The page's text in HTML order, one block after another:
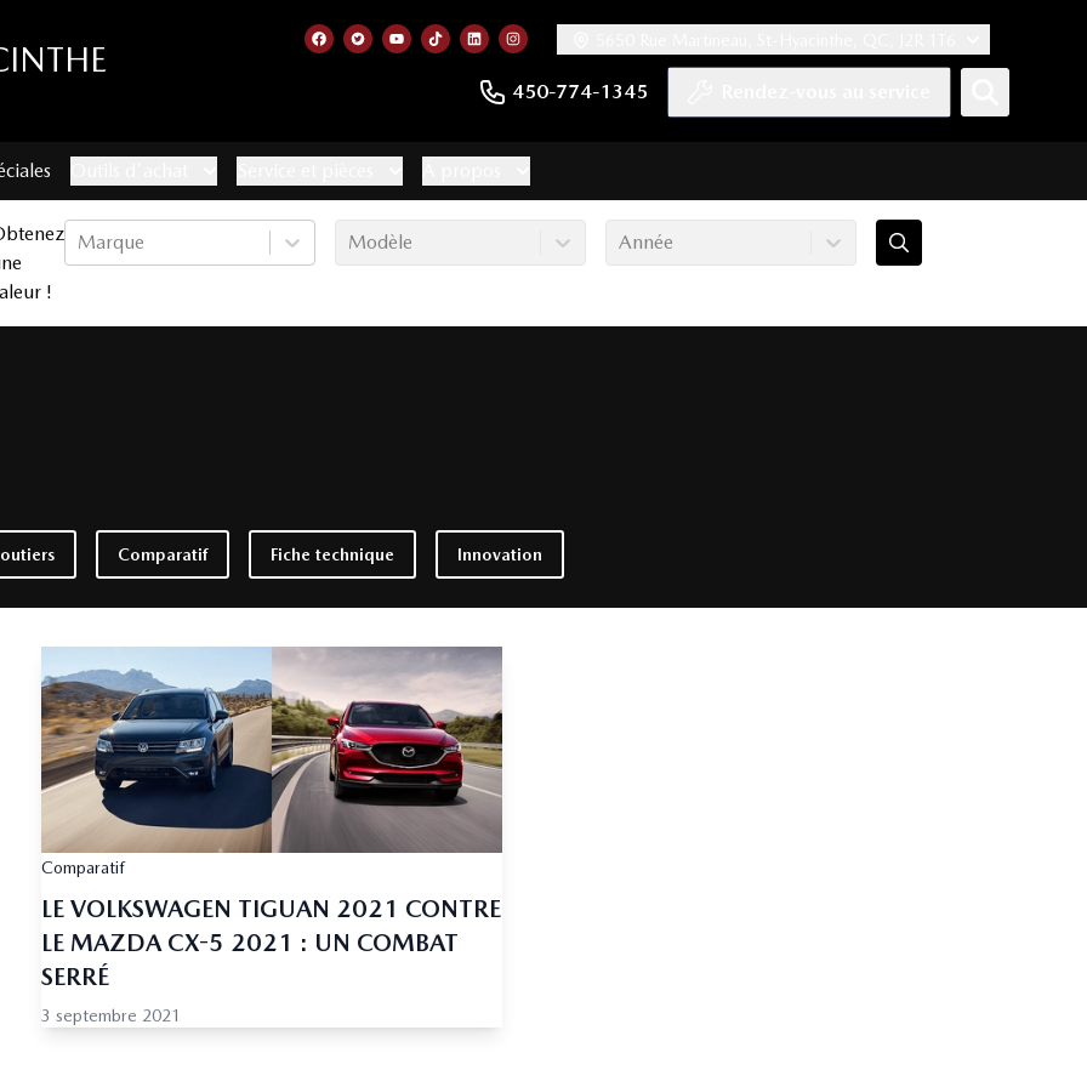
450-774-1345
Lien vers notre page facebook
Lien vers notre compte Twitter
Lien vers notre chaîne YouTube
Lien vers notre compte Tiktok
Lien vers notre compte LinkedIn
Lien vers notre compte Instagram
!
Marque Modèle Année
Comparatif Fiche technique Innovation
Comparatif
LE VOLKSWAGEN TIGUAN 2021 CONTRE
LE MAZDA CX-5 2021 : UN COMBAT
SERRÉ
3 septembre 2021